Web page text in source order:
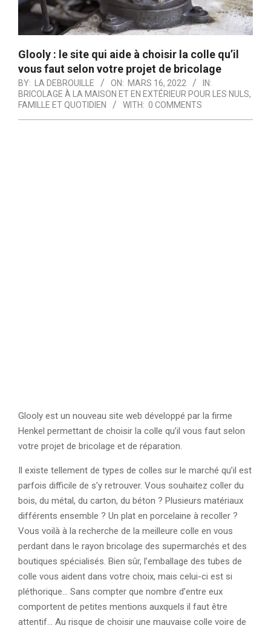
Glooly : le site qui aide à choisir la colle qu’il
vous faut selon votre projet de bricolage
BY: LA DEBROUILLE ON: MARS 16, 2022
IN:
BRICOLAGE À LA MAISON ET EN EXTÉRIEUR POUR LES NULS,
FAMILLE ET QUOTIDIEN
WITH: 0 COMMENTS
Glooly est un nouveau site web développé par la firme
Henkel permettant de choisir la colle qu’il vous faut selon
votre projet de bricolage et de réparation.
Il existe tellement de types de colles sur le marché qu’il est
parfois difficile de s’y retrouver. Vous souhaitez coller du
bois, du métal, du carton, du béton ? Plusieurs matériaux
différents ensemble ? Un plat en porcelaine à recoller ?
Vous voilà à la recherche de la meilleure colle en vous
perdant dans le rayon bricolage des supermarchés et des
boutiques spécialisés. Bien sûr, l’emballage des tubes de
colle vous aident dans votre choix, mais celui-ci est si
pléthorique… Sans compter que nombre d’entre eux
comportent de petites mentions auxquels il faut être
attentif… Au risque de choisir une mauvaise colle voire de